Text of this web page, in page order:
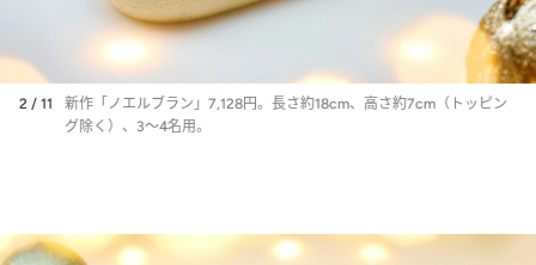
2 / 11
新作「ノエルブラン」7,128円。長さ約18cm、高さ約7cm（トッピン
グ除く）、3～4名用。